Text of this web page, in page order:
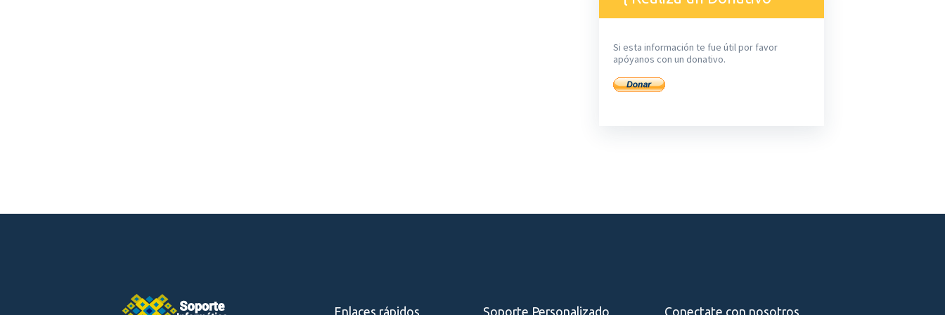
Si esta información te fue útil por favor
apóyanos con un donativo.
Enlaces rápidos Soporte Personalizado Conectate con nosotros